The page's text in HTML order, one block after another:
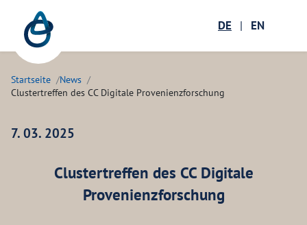
Zum Hauptinhalt springen
DE | EN
Startseite
News
Clustertreffen des CC Digitale Provenienzforschung
7. 03. 2025
Clustertreffen des CC Digitale
Provenienzforschung